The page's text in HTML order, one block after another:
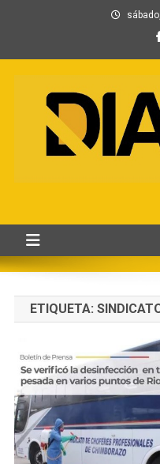
y
ETIQUETA: